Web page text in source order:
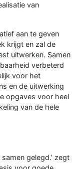
van
aan te geven
krijgt en zal de
uitwerken. Samen
verbeterd
voor het
en de uitwerking
opgaves voor heel
van de hele
gelegd.’ zegt